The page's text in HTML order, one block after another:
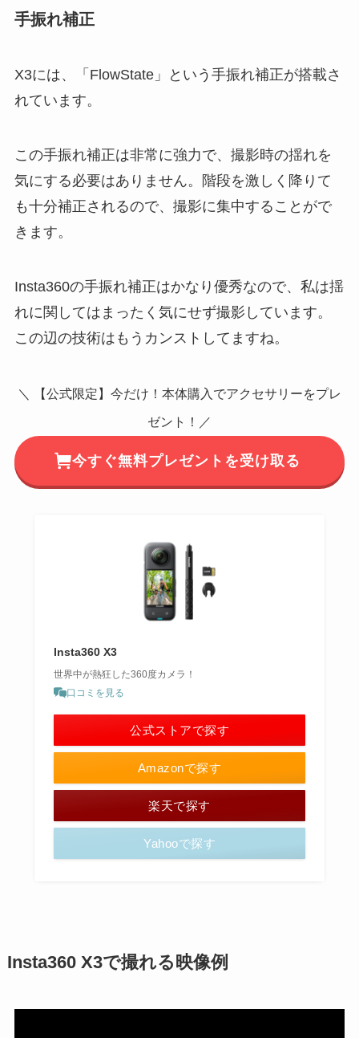
手振れ補正
X3には、「FlowState」という手振れ補正が搭載さ
れています。
この手振れ補正は非常に強力で、撮影時の揺れを
気にする必要はありません。階段を激しく降りて
も十分補正されるので、撮影に集中することがで
きます。
Insta360の手振れ補正はかなり優秀なので、私は揺
れに関してはまったく気にせず撮影しています。
この辺の技術はもうカンストしてますね。
＼ 【公式限定】今だけ！本体購入でアクセサリーをプレ
ゼント！／
今すぐ無料プレゼントを受け取る
Insta360 X3
世界中が熱狂した360度カメラ！
口コミを見る
Amazonで探す
楽天で探す
Yahooで探す
公式ストアで探す
Insta360 X3で撮れる映像例